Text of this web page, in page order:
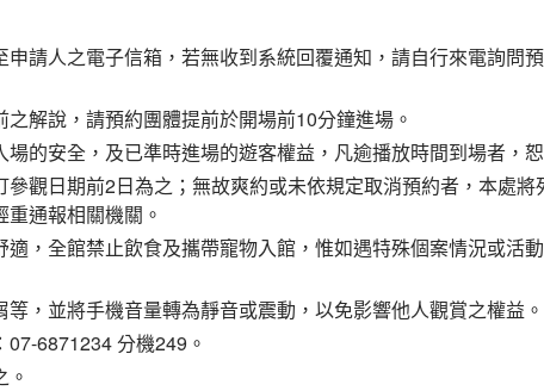
請人之電子信箱，若無收到系統回覆通知，請自行來電詢問
解說，請預約團體提前於開場前10分鐘進場。
的安全，及已準時進場的遊客權益，凡逾播放時間到場者，
觀日期前2日為之；無故爽約或未依規定取消預約者，本處
通報相關機關。
，全館禁止飲食及攜帶寵物入館，惟如遇特殊個案情況或活
，並將手機音量轉為靜音或震動，以免影響他人觀賞之權益。
6871234 分機249。